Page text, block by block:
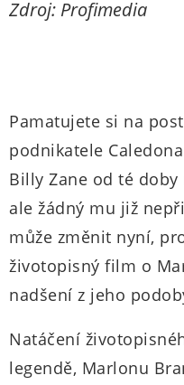
Zdroj: Profimedia
Pamatujete si na
podnikatele
Billy Zane od té
ale žádný mu již
může změnit nyní,
životopisný film o
nadšení z jeho
Natáčení
legendě, Marlonu